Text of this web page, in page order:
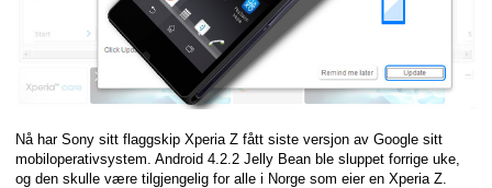
Nå har Sony sitt flaggskip Xperia Z fått siste versjon av Google sitt
mobiloperativsystem. Android 4.2.2 Jelly Bean ble sluppet forrige uke,
og den skulle være tilgjengelig for alle i Norge som eier en Xperia Z.